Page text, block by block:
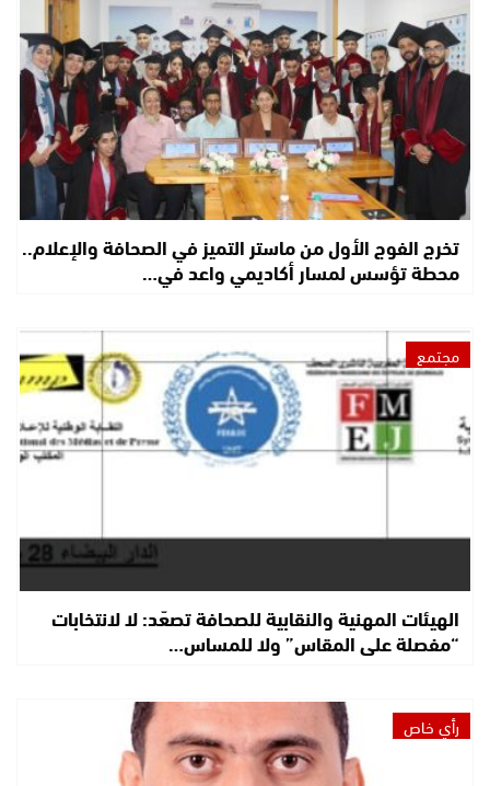
تخرج الفوج الأول من ماستر التميز في الصحافة والإعلام..
محطة تؤسس لمسار أكاديمي واعد في…
مجتمع
الهيئات المهنية والنقابية للصحافة تصعّد: لا لانتخابات
“مفصلة على المقاس” ولا للمساس…
رأي خاص